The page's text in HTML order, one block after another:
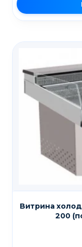
Витрина
200